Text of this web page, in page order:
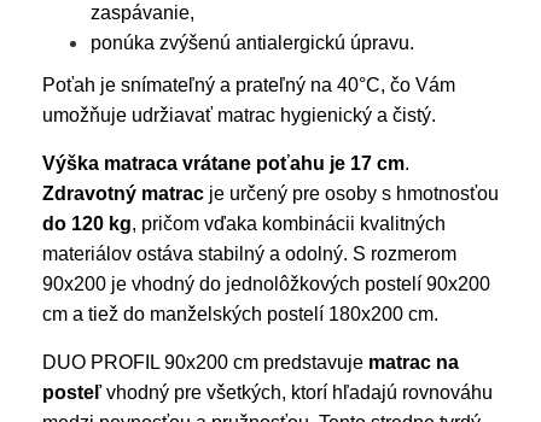
zaspávanie,
ponúka zvýšenú antialergickú úpravu.
Poťah je snímateľný a prateľný na 40°C, čo Vám
umožňuje udržiavať matrac hygienický a čistý.
Výška matraca vrátane poťahu je 17 cm.
Zdravotný matrac je určený pre osoby s hmotnosťou
do 120 kg, pričom vďaka kombinácii kvalitných
materiálov ostáva stabilný a odolný. S rozmerom
90x200 je vhodný do jednolôžkových postelí 90x200
cm a tiež do manželských postelí 180x200 cm.
DUO PROFIL 90x200 cm predstavuje matrac na
posteľvhodný pre všetkých, ktorí hľadajú rovnováhu